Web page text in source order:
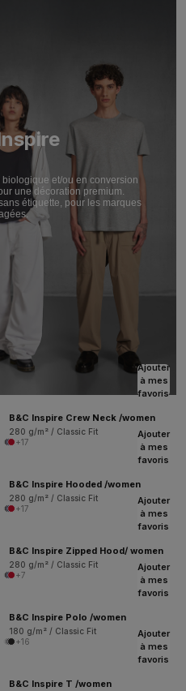
et/ou en conversion
une décoration premium.
étiquette, pour les marques
Ajouter
à mes
favoris
B&C Inspire Crew Neck /women
280 g/m² / Classic Fit
+17
Ajouter
à mes
favoris
B&C Inspire Hooded /women
280 g/m² / Classic Fit
+17
Ajouter
à mes
favoris
B&C Inspire Zipped Hood/ women
280 g/m² / Classic Fit
+7
Ajouter
à mes
favoris
B&C Inspire Polo /women
180 g/m² / Classic Fit
+16
Ajouter
à mes
favoris
B&C Inspire T /women